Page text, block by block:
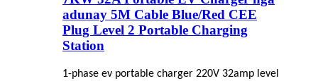
adunay 5M Cable Blue/Red CEE
Plug Level 2 Portable Charging
Station
1-phase ev portable charger 220V 32amp level